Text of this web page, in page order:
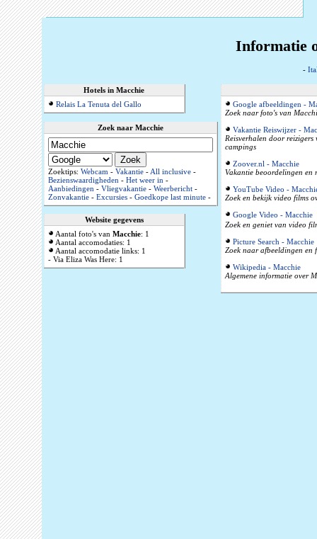
Informatie
-
Hotels in Macchie
Relais La Tenuta del Gallo
Zoek naar Macchie
Zoektips: Webcam- Vakantie-All inclusive-
Bezienswaardigheden- Het weer in-
Aanbiedingen- Vliegvakantie- Weerbericht-
Zonvakantie- Excursies- Goedkope last minute-
Website gegevens
Aantal foto's van Macchie: 1
Aantal accomodaties: 1
Aantal accomodatie links: 1
- Via Eliza Was Here: 1
Google afbeeldingen -
Zoek naar foto's van
Vakantie Reiswijzer -
Reisverhalen door reizigers
campings
Zoover.nl - Macchie
Vakantie beoordelingen en
YouTube Video -
Zoek en bekijk video films
Google Video - Macchie
Zoek en geniet van video
Picture Search - Macchie
Zoek naar afbeeldingen en
Wikipedia - Macchie
Algemene informatie over